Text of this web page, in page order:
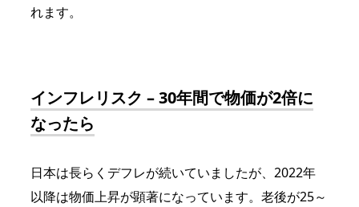
れます。
インフレリスク – 30年間で物価が2倍に
なったら
日本は長らくデフレが続いていましたが、2022年
以降は物価上昇が顕著になっています。老後が25～